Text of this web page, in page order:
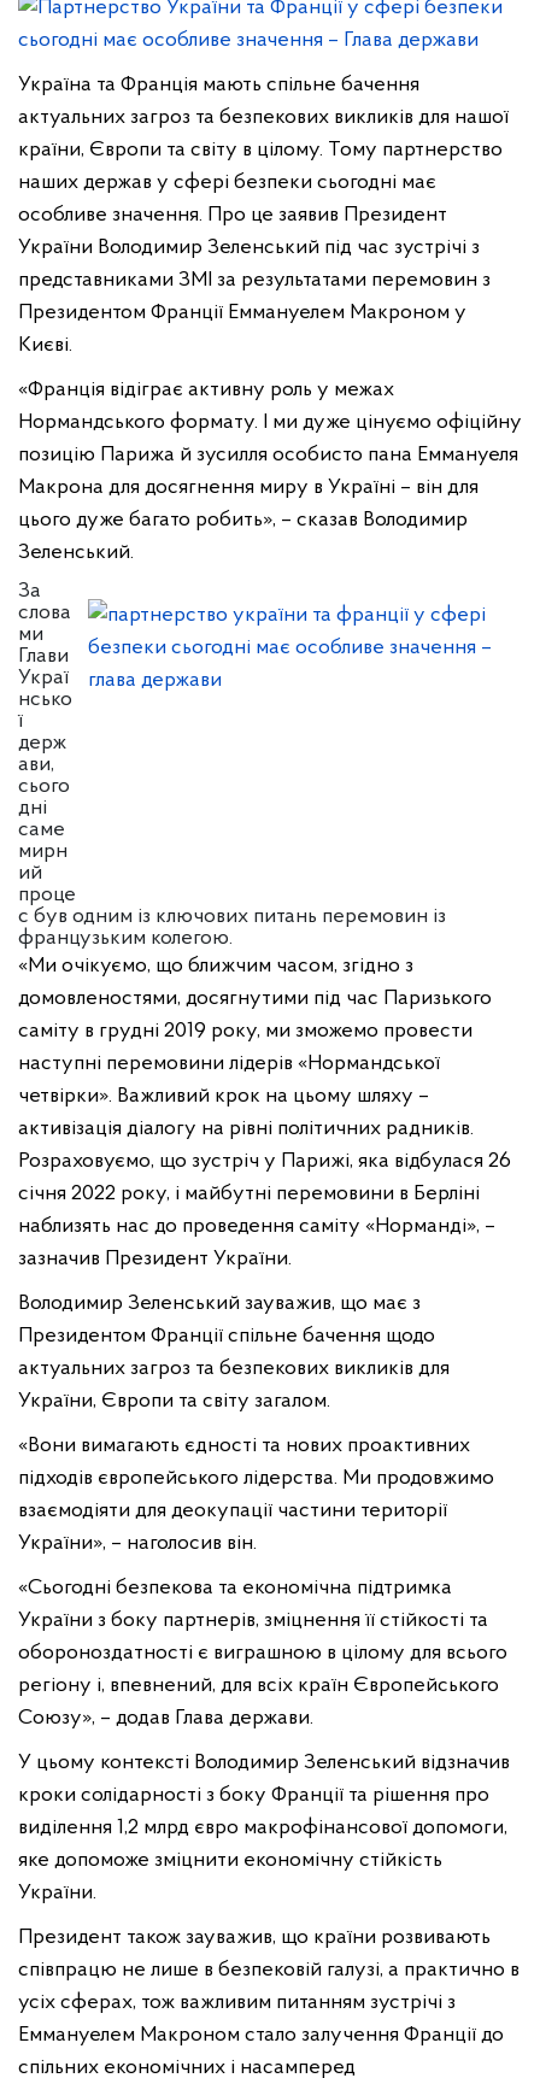
Україна та Франція мають спільне бачення
актуальних загроз та безпекових викликів для нашої
країни, Європи та світу в цілому. Тому партнерство
наших держав у сфері безпеки сьогодні має
особливе значення. Про це заявив Президент
України Володимир Зеленський під час зустрічі з
представниками ЗМІ за результатами перемовин з
Президентом Франції Еммануелем Макроном у
Києві.
«Франція відіграє активну роль у межах
Нормандського формату. І ми дуже цінуємо офіційну
позицію Парижа й зусилля особисто пана Еммануеля
Макрона для досягнення миру в Україні – він для
цього дуже багато робить», – сказав Володимир
Зеленський.
За
слова
ми
Глави
Украї
нсько
ї
держ
ави,
сього
дні
саме
мирн
ий
проце
с був одним із ключових питань перемовин із
французьким колегою.
«Ми очікуємо, що ближчим часом, згідно з
домовленостями, досягнутими під час Паризького
саміту в грудні 2019 року, ми зможемо провести
наступні перемовини лідерів «Нормандської
четвірки». Важливий крок на цьому шляху –
активізація діалогу на рівні політичних радників.
Розраховуємо, що зустріч у Парижі, яка відбулася 26
січня 2022 року, і майбутні перемовини в Берліні
наблизять нас до проведення саміту «Норманді», –
зазначив Президент України.
Володимир Зеленський зауважив, що має з
Президентом Франції спільне бачення щодо
актуальних загроз та безпекових викликів для
України, Європи та світу загалом.
«Вони вимагають єдності та нових проактивних
підходів європейського лідерства. Ми продовжимо
взаємодіяти для деокупації частини території
України», – наголосив він.
«Сьогодні безпекова та економічна підтримка
України з боку партнерів, зміцнення її стійкості та
обороноздатності є виграшною в цілому для всього
регіону і, впевнений, для всіх країн Європейського
Союзу», – додав Глава держави.
У цьому контексті Володимир Зеленський відзначив
кроки солідарності з боку Франції та рішення про
виділення 1,2 млрд євро макрофінансової допомоги,
яке допоможе зміцнити економічну стійкість
України.
Президент також зауважив, що країни розвивають
співпрацю не лише в безпековій галузі, а практично в
усіх сферах, тож важливим питанням зустрічі з
Еммануелем Макроном стало залучення Франції до
спільних економічних і насамперед